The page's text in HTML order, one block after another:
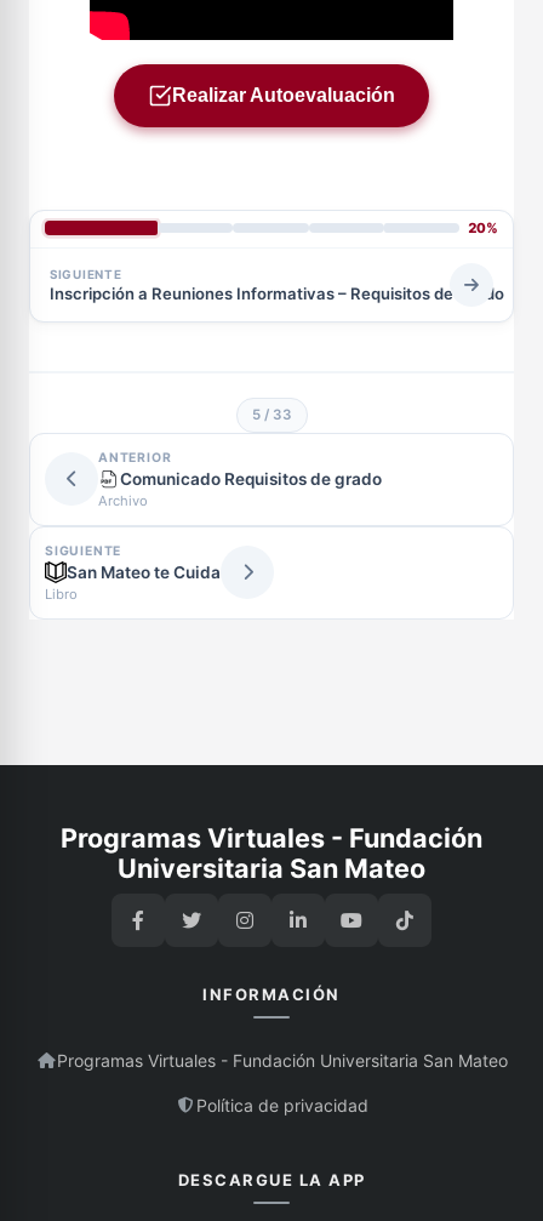
Realizar Autoevaluación
20%
SIGUIENTE
Inscripción a Reuniones Informativas – Requisitos de Grado
ANTERIOR
Comunicado Requisitos de grado
Archivo
5 / 33
SIGUIENTE
San Mateo te Cuida
Libro
Programas Virtuales - Fundación
Universitaria San Mateo
INFORMACIÓN
Programas Virtuales - Fundación Universitaria San Mateo
Política de privacidad
DESCARGUE LA APP